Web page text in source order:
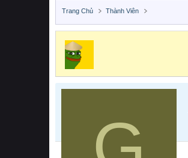
Trang Chủ Thành Viên